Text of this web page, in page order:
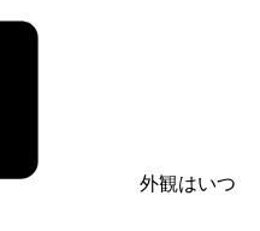
外観はいつ